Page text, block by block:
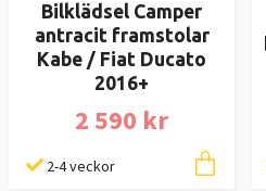
Bilklädsel Camper
antracit framstolar
Kabe / Fiat Ducato
2016+
2 590 kr
2-4 veckor